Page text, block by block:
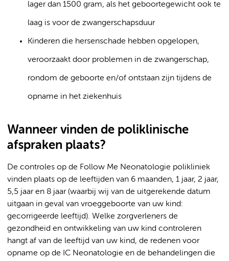
lager dan 1500 gram, als het geboortegewicht ook te
laag is voor de zwangerschapsduur
Kinderen die hersenschade hebben opgelopen,
veroorzaakt door problemen in de zwangerschap,
rondom de geboorte en/of ontstaan zijn tijdens de
opname in het ziekenhuis
Wanneer vinden de poliklinische
afspraken plaats?
De controles op de Follow Me Neonatologie polikliniek
vinden plaats op de leeftijden van 6 maanden, 1 jaar, 2 jaar,
5,5 jaar en 8 jaar (waarbij wij van de uitgerekende datum
uitgaan in geval van vroeggeboorte van uw kind:
gecorrigeerde leeftijd). Welke zorgverleners de
gezondheid en ontwikkeling van uw kind controleren
hangt af van de leeftijd van uw kind, de redenen voor
opname op de IC Neonatologie en de behandelingen die